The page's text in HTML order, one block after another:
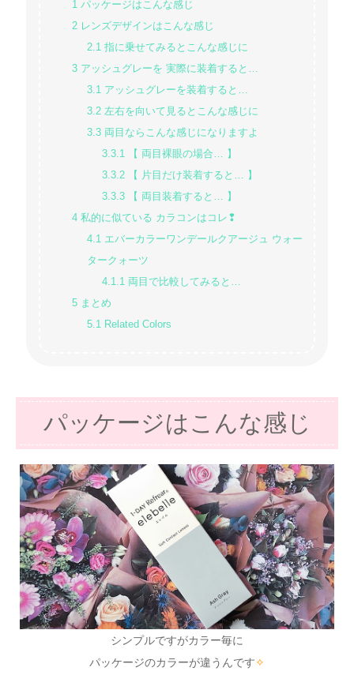
1 パッケージはこんな感じ
2 レンズデザインはこんな感じ
2.1指に乗せてみるとこんな感じに
3 アッシュグレーを 実際に装着すると…
3.1アッシュグレーを装着すると…
3.2左右を向いて見るとこんな感じに
3.3両目ならこんな感じになりますよ
3.3.1【 両目裸眼の場合… 】
3.3.2【 片目だけ装着すると… 】
3.3.3【 両目装着すると… 】
4 私的に似ている カラコンはコレ❢
4.1エバーカラーワンデールクアージュ ウォー
タークォーツ
4.1.1両目で比較してみると…
5 まとめ
5.1Related Colors
パッケージはこんな感じ
シンプルですがカラー毎に
パッケージのカラーが違うんです✧